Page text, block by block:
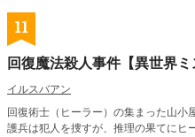
11
回復魔法殺人事件【異世界ミ
イルスバアン
回復術士（ヒーラー）の集まった山小
護兵は犯人を捜すが、推理の果てにヒー